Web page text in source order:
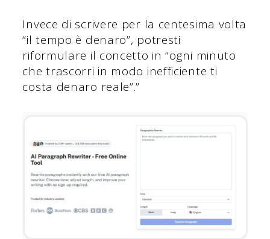
Invece di scrivere per la centesima volta
“il tempo è denaro”, potresti
riformulare il concetto in “ogni minuto
che trascorri in modo inefficiente ti
costa denaro reale”.”